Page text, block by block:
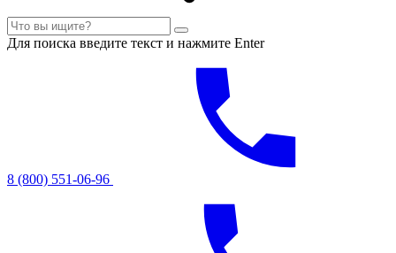
Для поиска введите текст и нажмите Enter
8 (800) 551-06-96